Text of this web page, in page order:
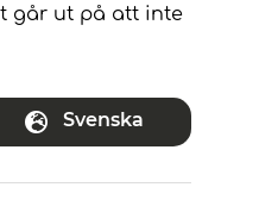
går ut på att inte
Svenska